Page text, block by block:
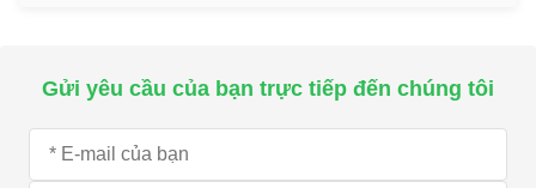
Gửi yêu cầu của bạn trực tiếp đến chúng tôi